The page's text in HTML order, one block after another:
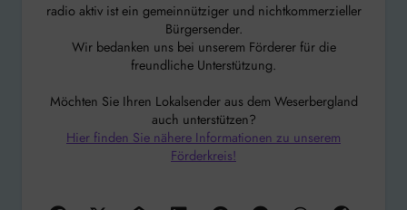
radio aktiv ist ein gemeinnütziger und nichtkommerzieller
Bürgersender.
Wir bedanken uns bei unserem Förderer für die
freundliche Unterstützung.
Möchten Sie Ihren Lokalsender aus dem Weserbergland
auch unterstützen?
Hier finden Sie nähere Informationen zu unserem
Förderkreis!